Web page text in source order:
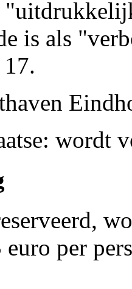
is als
wordt
per